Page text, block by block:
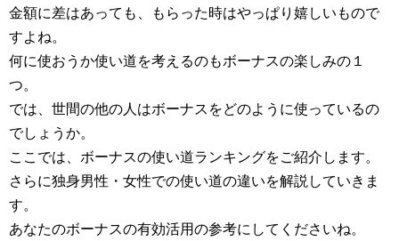
金額に差はあっても、もらった時はやっぱり嬉しいもので
すよね。
何に使おうか使い道を考えるのもボーナスの楽しみの１
つ。
では、世間の他の人はボーナスをどのように使っているの
でしょうか。
ここでは、ボーナスの使い道ランキングをご紹介します。
さらに独身男性・女性での使い道の違いを解説していきま
す。
あなたのボーナスの有効活用の参考にしてくださいね。